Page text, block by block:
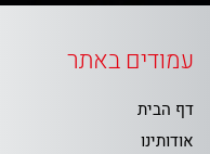
עמודים באתר
דף הבית
אודותינו